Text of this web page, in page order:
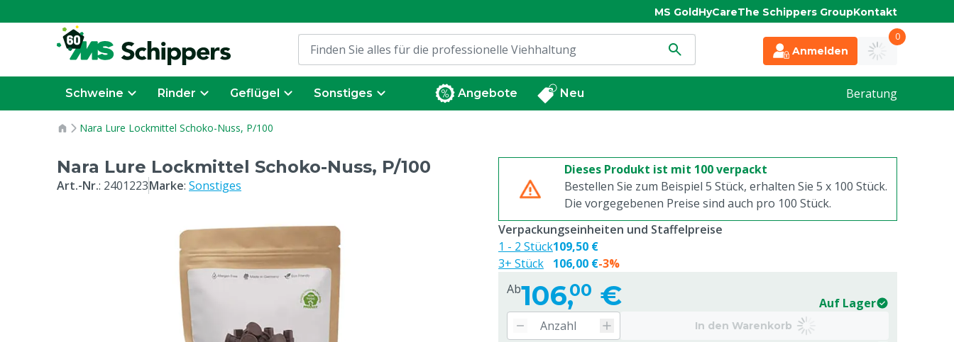
MS GoldHyCareThe Schippers GroupKontakt
Anmelden
0
Schweine Rinder Geflügel Sonstiges Angebote Neu Beratung
Nara Lure Lockmittel Schoko-Nuss, P/100
Nara Lure Lockmittel Schoko-Nuss, P/100
Art.-Nr.: 2401223Marke: Sonstiges
Dieses Produkt ist mit 100 verpackt
Bestellen Sie zum Beispiel 5 Stück, erhalten Sie 5 x 100 Stück.
Die vorgegebenen Preise sind auch pro 100 Stück.
Ab106,00 € Auf Lager
In den Warenkorb
Verpackungseinheiten und Staffelpreise
1 - 2 Stück
3+ Stück
109,50 €
106,00 €-3%